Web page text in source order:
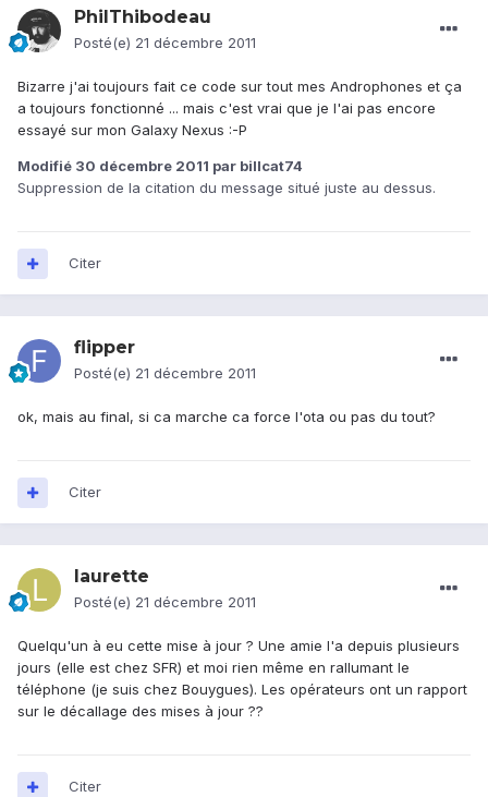
PhilThibodeau
Posté(e) 21 décembre 2011
Bizarre j'ai toujours fait ce code sur tout mes Androphones et ça
a toujours fonctionné ... mais c'est vrai que je l'ai pas encore
essayé sur mon Galaxy Nexus :-P
Modifié 30 décembre 2011 par billcat74
Suppression de la citation du message situé juste au dessus.
Citer
flipper
Posté(e) 21 décembre 2011
ok, mais au final, si ca marche ca force l'ota ou pas du tout?
Citer
laurette
Posté(e) 21 décembre 2011
Quelqu'un à eu cette mise à jour ? Une amie l'a depuis plusieurs
jours (elle est chez SFR) et moi rien même en rallumant le
téléphone (je suis chez Bouygues). Les opérateurs ont un rapport
sur le décallage des mises à jour ??
Citer